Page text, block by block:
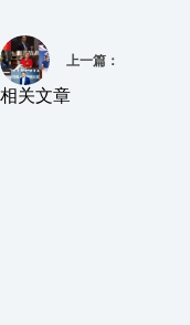
上一篇：
相关文章